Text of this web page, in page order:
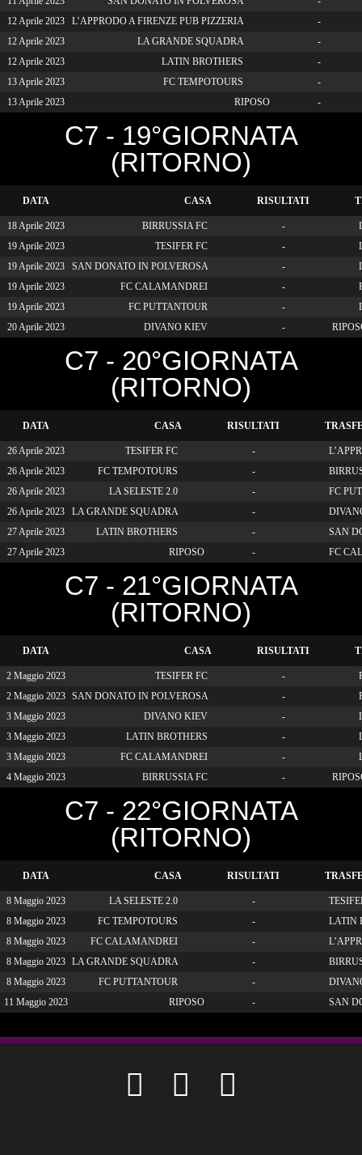
12 Aprile 2023
L’APPRODO A FIRENZE PUB PIZZERIA
-
12 Aprile 2023
LA GRANDE SQUADRA
-
12 Aprile 2023
LATIN BROTHERS
-
13 Aprile 2023
FC TEMPOTOURS
-
13 Aprile 2023
RIPOSO -
C7 - 19°GIORNATA
(RITORNO)
DATA CASA RISULTATI
18 Aprile 2023 BIRRUSSIA FC -
19 Aprile 2023
TESIFER FC -
19 Aprile 2023
SAN DONATO IN POLVEROSA -
19 Aprile 2023
FC CALAMANDREI -
19 Aprile 2023
FC PUTTANTOUR -
20 Aprile 2023
DIVANO KIEV -
C7 - 20°GIORNATA
(RITORNO)
DATA CASA RISULTATI
26 Aprile 2023 TESIFER FC -
26 Aprile 2023
FC TEMPOTOURS -
26 Aprile 2023
LA SELESTE 2.0 -
FC
26 Aprile 2023
LA GRANDE SQUADRA -
27 Aprile 2023
LATIN BROTHERS -
SAN
27 Aprile 2023
RIPOSO - FC
C7 - 21°GIORNATA
(RITORNO)
DATA CASA RISULTATI
2 Maggio 2023 TESIFER FC -
2 Maggio 2023 SAN DONATO IN POLVEROSA -
3 Maggio 2023
DIVANO KIEV -
3 Maggio 2023
LATIN BROTHERS -
3 Maggio 2023
FC CALAMANDREI -
4 Maggio 2023
BIRRUSSIA FC -
C7 - 22°GIORNATA
(RITORNO)
DATA CASA RISULTATI
8 Maggio 2023 LA SELESTE 2.0 -
8 Maggio 2023
FC TEMPOTOURS -
LATIN
8 Maggio 2023
FC CALAMANDREI -
8 Maggio 2023 LA GRANDE SQUADRA -
8 Maggio 2023
FC PUTTANTOUR -
11 Maggio 2023
RIPOSO - SAN